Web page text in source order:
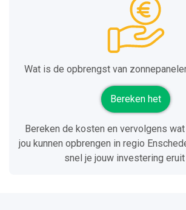
Wat is de opbrengst van
Bereken het
Bereken de kosten en vervolgens
jou kunnen opbrengen in regio
snel je jouw investering eruit